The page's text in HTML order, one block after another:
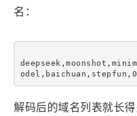
名：
解码后的域名列表就长